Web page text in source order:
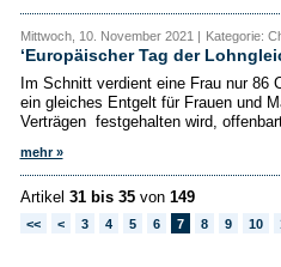
Mittwoch, 10. November 2021 | Kategorie:
‘Europäischer Tag der
Im Schnitt verdient eine Frau nur 86
ein gleiches Entgelt für Frauen und
Verträgen festgehalten wird,
mehr »
Artikel 31 bis 35von 149
<< < 3 4 5 6 7 8 9 10